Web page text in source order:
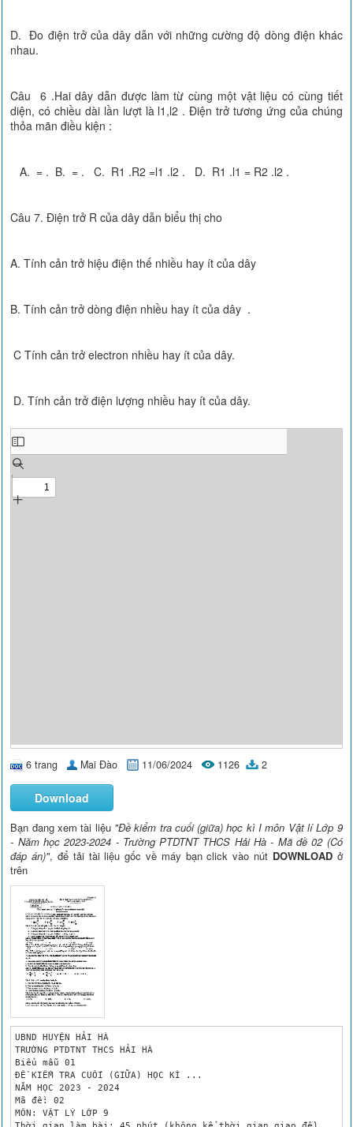
D. Đo điện trở của dây dẫn với những cường độ dòng điện khác
nhau.
Câu 6 .Hai dây dẫn được làm từ cùng một vật liệu có cùng tiết
diện, có chiều dài lần lượt là l1,l2 . Điện trở tương ứng của chúng
thỏa mãn điều kiện :
A. = . B. = . C. R1 .R2 =l1 .l2 . D. R1 .l1 = R2 .l2 .
Câu 7. Điện trở R của dây dẫn biểu thị cho
A. Tính cản trở hiệu điện thế nhiều hay ít của dây
B. Tính cản trở dòng điện nhiều hay ít của dây .
C Tính cản trở electron nhiều hay ít của dây.
D. Tính cản trở điện lượng nhiều hay ít của dây.
6 trang Mai Đào 11/06/2024 1126 2
Download
Bạn đang xem tài liệu "Đề kiểm tra cuối (giữa) học kì I môn Vật lí Lớp 9
- Năm học 2023-2024 - Trường PTDTNT THCS Hải Hà - Mã đề 02 (Có
đáp án)", để tải tài liệu gốc về máy bạn click vào nút DOWNLOADở
trên
UBND HUYỆN HẢI HÀ
TRƯỜNG PTDTNT THCS HẢI HÀ
Biểu mẫu 01
ĐỀ KIỂM TRA CUỐI (GIỮA) HỌC KÌ ...
NĂM HỌC 2023 - 2024
Mã đề: 02
MÔN: VẬT LÝ LỚP 9